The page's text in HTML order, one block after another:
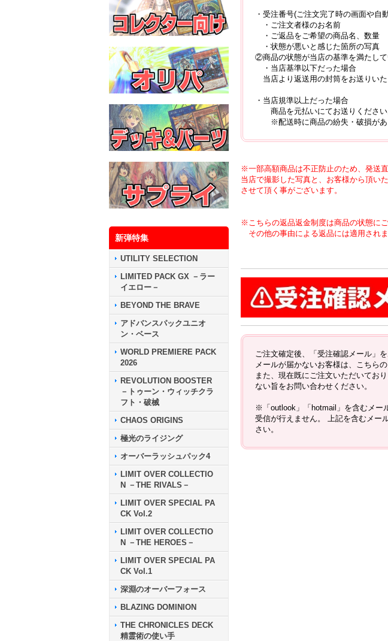
新弾特集
UTILITY SELECTION
LIMITED PACK GX －ラー
イエロー－
BEYOND THE BRAVE
アドバンスパックユニオ
ン・ベース
WORLD PREMIERE PACK
2026
REVOLUTION BOOSTER
－トゥーン・ウィッチクラ
フト・破械
CHAOS ORIGINS
極光のライジング
オーバーラッシュパック4
LIMIT OVER COLLECTIO
N －THE RIVALS－
LIMIT OVER SPECIAL PA
CK Vol.2
LIMIT OVER COLLECTIO
N －THE HEROES－
LIMIT OVER SPECIAL PA
CK Vol.1
深淵のオーバーフォース
BLAZING DOMINION
THE CHRONICLES DECK
精霊術の使い手
・受注番号(ご注文完了時の画面や自
・ご注文者様のお名前
・ご返品をご希望の商品名、数量
・状態が悪いと感じた箇所の写真
②商品の状態が当店の基準を満たして
・当店基準以下だった場合
当店より返送用の封筒をお送りい
・当店規準以上だった場合
商品を元払いにてお送りください
※配送時に商品の紛失・破損があっ
※一部高額商品は不正防止のため、発送
当店で撮影した写真と、お客様から頂い
させて頂く事がございます。
※こちらの返品返金制度は商品の状態に
その他の事由による返品には適用され
ご注文確定後、「受注確認メール」を
メールが届かないお客様は、こちら
また、現在既にご注文いただいてお
ない旨をお問い合わせください。
※「outlook」「hotmail」を含むメー
受信が行えません。 上記を含むメー
さい。